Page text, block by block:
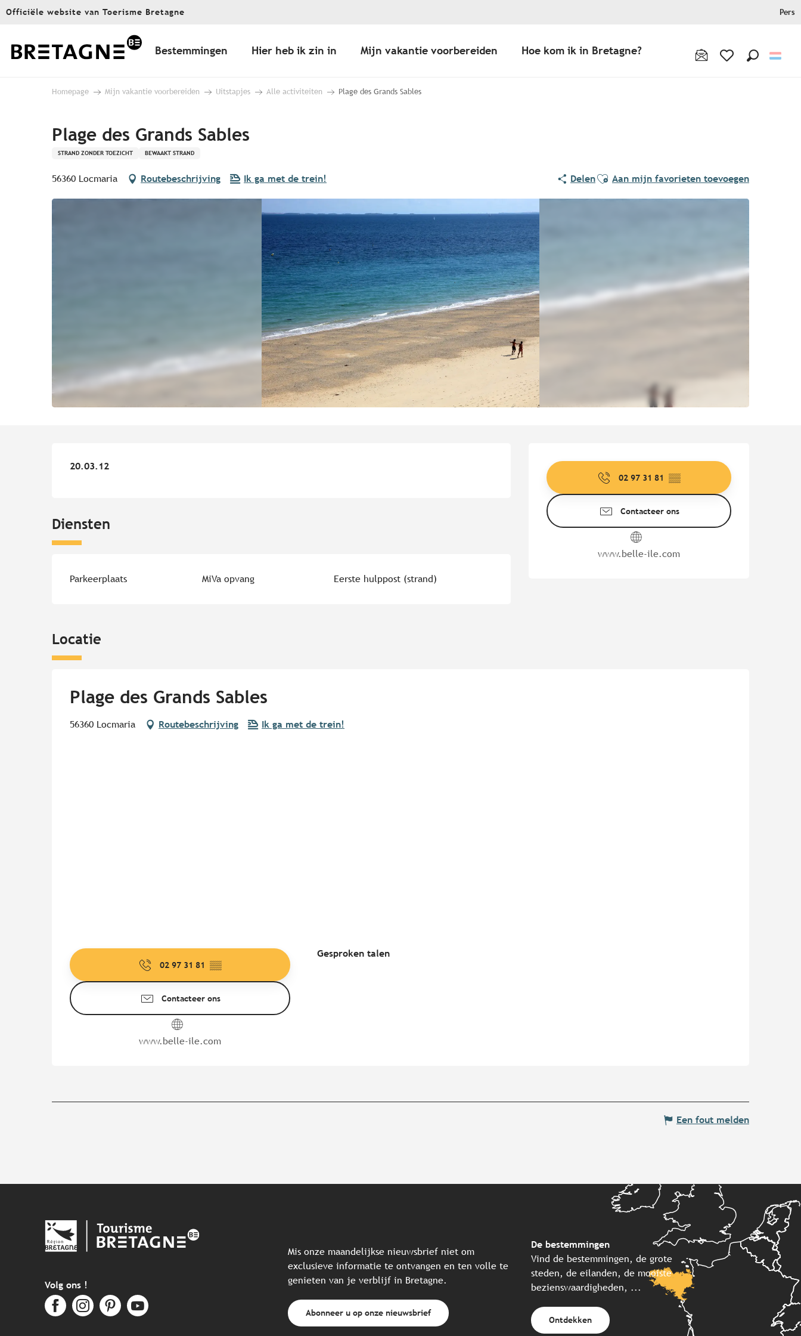
Aller
principal
Officiële website van Toerisme Bretagne Pers
Bestemmingen Hier heb ik zin in Mijn vakantie voorbereiden Hoe kom ik in Bretagne?
Homepage Mijn vakantie voorbereiden Uitstapjes Alle activiteiten Plage des Grands Sables
Plage des Grands Sables
STRAND ZONDER TOEZICHT BEWAAKT STRAND
56360 Locmaria Routebeschrijving Ik ga met de trein! DelenAjouter aux favoris
Aan mijn favorieten toevoegen
Openingstijden en
▒▒
Contacteer ons
www.belle-ile.com
20.03.12
20.03.12
Diensten
Parkeerplaats MiVa opvang Eerste hulppost (strand)
Locatie
Plage des Grands Sables
56360 Locmaria Routebeschrijving Ik ga met de trein!
▒▒
Contacteer ons
www.belle-ile.com
Gesproken talen
Gesproken talen
Een fout melden
Volg ons !
Mis onze maandelijkse nieuwsbrief niet om
exclusieve informatie te ontvangen en ten volle te
genieten van je verblijf in Bretagne.
Abonneer u op onze nieuwsbrief
De bestemmingen
Vind de bestemmingen, de grote
steden, de eilanden, de mooiste
bezienswaardigheden, ...
Ontdekken